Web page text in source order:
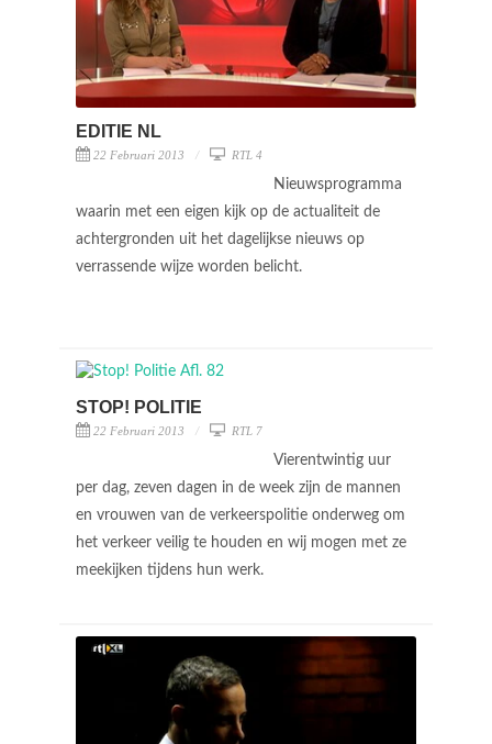
EDITIE NL
22 Februari 2013 RTL 4
Nieuwsprogramma
waarin met een eigen kijk op de actualiteit de
achtergronden uit het dagelijkse nieuws op
verrassende wijze worden belicht.
STOP! POLITIE
22 Februari 2013 RTL 7
Vierentwintig uur
per dag, zeven dagen in de week zijn de mannen
en vrouwen van de verkeerspolitie onderweg om
het verkeer veilig te houden en wij mogen met ze
meekijken tijdens hun werk.